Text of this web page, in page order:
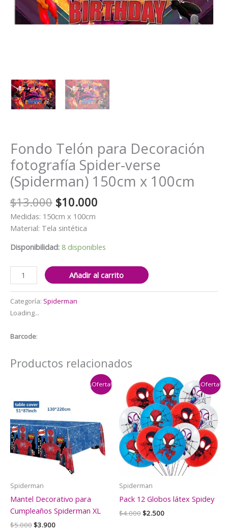
Fondo Telón para Decoración
fotografía Spider-verse
(Spiderman) 150cm x 100cm
$13.000 El
precio
original
$13.000.
$10.000
$10.000.
Medidas: 150cm x 100cm
Material: Tela sintética
Disponibilidad: 8 disponibles
Fondo
Telón
para
Decoración
fotografía
verse
150cm
cantidad
Añadir al carrito
Categoría: Spiderman
Loading...
Barcode:
Productos relacionados
¡Oferta!
Spiderman
Mantel Decorativo para
Cumpleaños Spiderman XL
$5.000El
$3.900El
¡Oferta!
Spiderman
Pack 12 Globos látex Spidey
$4.000El
$2.500El